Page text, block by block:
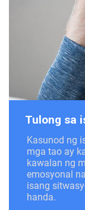
Tulong sa
Kasunod ng
mga tao ay
kawalan ng
emosyonal
isang
handa.